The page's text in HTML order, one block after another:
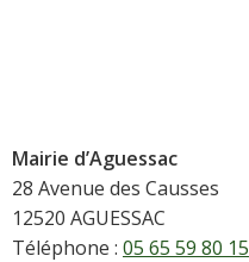
Mairie d’Aguessac
28 Avenue des Causses
12520 AGUESSAC
Téléphone : 05 65 59 80 15